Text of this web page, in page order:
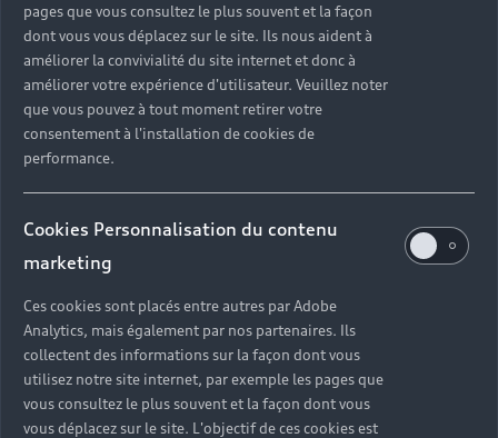
pages que vous consultez le plus souvent et la façon
dont vous vous déplacez sur le site. Ils nous aident à
améliorer la convivialité du site internet et donc à
améliorer votre expérience d'utilisateur. Veuillez noter
que vous pouvez à tout moment retirer votre
consentement à l'installation de cookies de
performance.
Cookies Personnalisation du contenu
marketing
Ces cookies sont placés entre autres par Adobe
Analytics, mais également par nos partenaires. Ils
collectent des informations sur la façon dont vous
utilisez notre site internet, par exemple les pages que
vous consultez le plus souvent et la façon dont vous
vous déplacez sur le site. L'objectif de ces cookies est